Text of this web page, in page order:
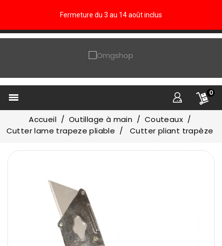
Fermeture du 3 au 14 août inclus
 0
Accueil Outillage à main
Couteaux
Cutter lame trapeze pliable
Cutter pliant trapèze